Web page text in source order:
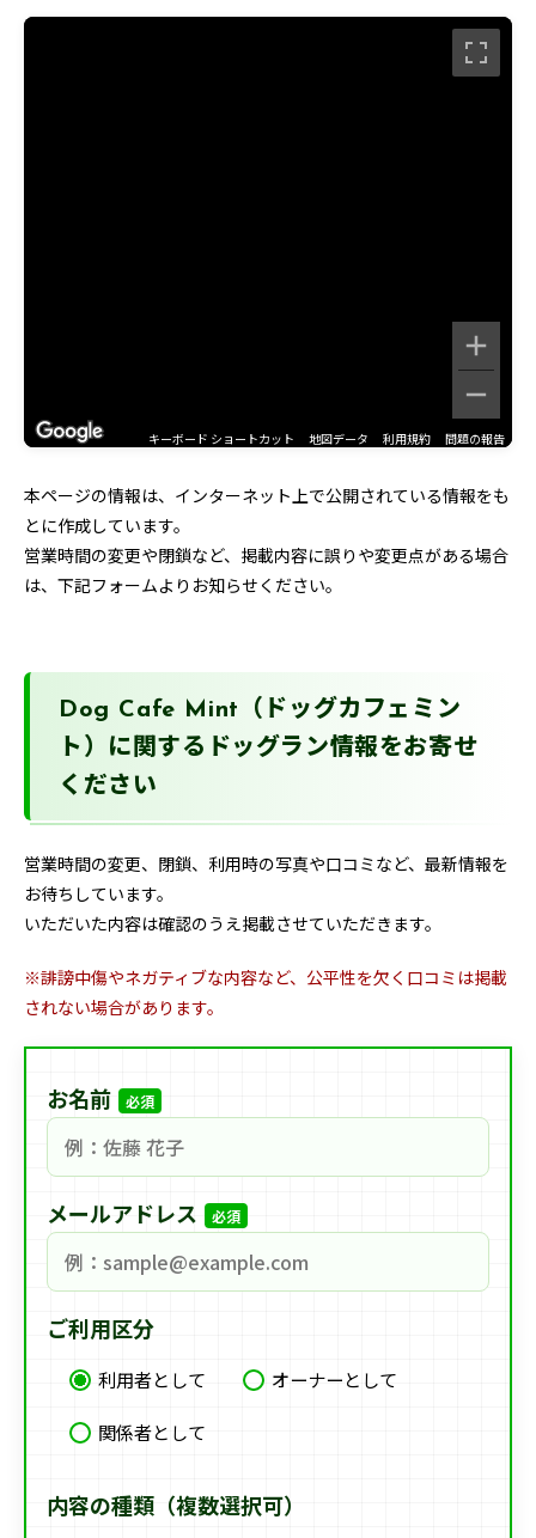
キーボード ショートカット 地図データ 利用規約 問題の報告
本ページの情報は、インターネット上で公開されている情報をも
とに作成しています。
営業時間の変更や閉鎖など、掲載内容に誤りや変更点がある場合
は、下記フォームよりお知らせください。
Dog Cafe Mint（ドッグカフェミン
ト）に関するドッグラン情報をお寄せ
ください
営業時間の変更、閉鎖、利用時の写真や口コミなど、最新情報を
お待ちしています。
いただいた内容は確認のうえ掲載させていただきます。
※誹謗中傷やネガティブな内容など、公平性を欠く口コミは掲載
されない場合があります。
お名前 必須
メールアドレス 必須
ご利用区分
利用者として
オーナーとして
関係者として
内容の種類（複数選択可）